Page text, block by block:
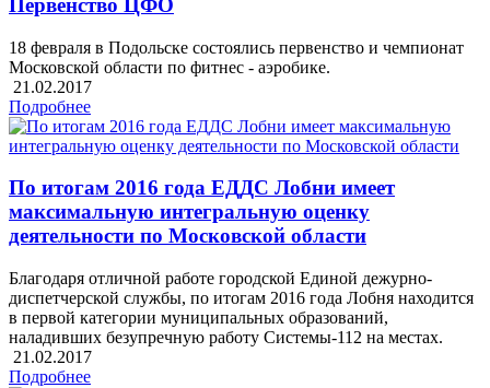
Первенство ЦФО
18 февраля в Подольске состоялись первенство и чемпионат
Московской области по фитнес - аэробике.
21.02.2017
Подробнее
По итогам 2016 года ЕДДС Лобни имеет
максимальную интегральную оценку
деятельности по Московской области
Благодаря отличной работе городской Единой дежурно-
диспетчерской службы, по итогам 2016 года Лобня находится
в первой категории муниципальных образований,
наладивших безупречную работу Системы-112 на местах.
21.02.2017
Подробнее